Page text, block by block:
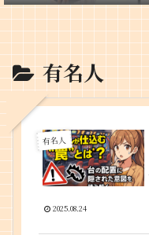
有名人
有名人
2025.08.24